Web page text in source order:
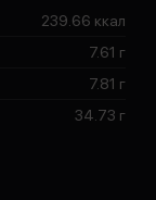
239.66 ккал
7.61 г
7.81 г
34.73 г